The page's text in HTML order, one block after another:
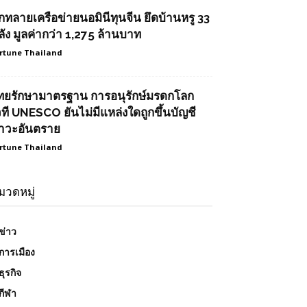
ทลายเครือข่ายนอมินีทุนจีน ยึดบ้านหรู 33
ง มูลค่ากว่า 1,275 ล้านบาท
Thailand
ยรักษามาตรฐาน การอนุรักษ์มรดกโลก
ที UNESCO ยันไม่มีแหล่งใดถูกขึ้นบัญชี
วะอันตราย
Thailand
วดหมู่
าว
ารเมือง
ธุรกิจ
ฬา